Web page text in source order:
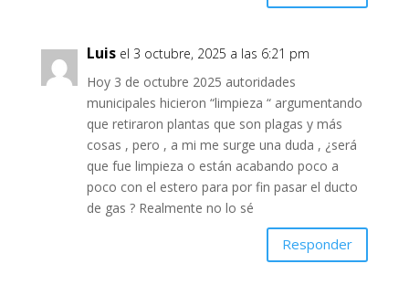
Luis el 3 octubre, 2025 a las 6:21 pm
Hoy 3 de octubre 2025 autoridades
municipales hicieron “limpieza “ argumentando
que retiraron plantas que son plagas y más
cosas , pero , a mi me surge una duda , ¿será
que fue limpieza o están acabando poco a
poco con el estero para por fin pasar el ducto
de gas ? Realmente no lo sé
Responder